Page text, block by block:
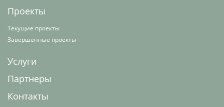
Проекты
Текущие проекты
Завершенные проекты
Услуги
Партнеры
Контакты